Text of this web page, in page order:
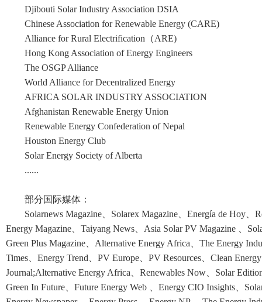
Djibouti Solar Industry Association DSIA
Chinese Association for Renewable Energy (CARE)
Alliance for Rural Electrification（ARE)
Hong Kong Association of Energy Engineers
The OSGP Alliance
World Alliance for Decentralized Energy
AFRICA SOLAR INDUSTRY ASSOCIATION
Afghanistan Renewable Energy Union
Renewable Energy Confederation of Nepal
Houston Energy Club
Solar Energy Society of Alberta
......
部分国际媒体：
Solarnews Magazine、Solarex Magazine、Energía de Hoy、
Energy Magazine、Taiyang News、Asia Solar PV Magazine 、
Green Plus Magazine、Alternative Energy Africa、The Energy
Times、Energy Trend、PV Europe、PV Resources、Clean
Journal;Alternative Energy Africa、Renewables Now、Solar
Green In Future、Future Energy Web 、Energy CIO Insights、